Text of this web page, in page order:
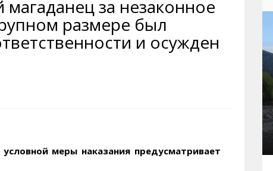
карта
о Колыме
экрана. Заставки
Кинохроника Магадана
3D районы города
Фотоальбом
УМВД
Косторезы Магадана
Профсоюзы
за незаконное
размере был
и осужден
меры наказания предусматривает